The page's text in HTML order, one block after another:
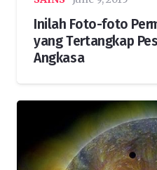
Inilah Foto-foto
yang Tertangkap
Angkasa